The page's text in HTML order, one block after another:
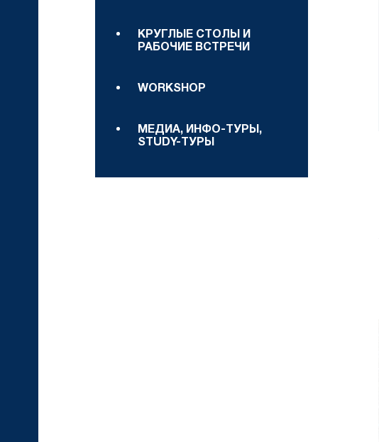
КРУГЛЫЕ СТОЛЫ И
РАБОЧИЕ ВСТРЕЧИ
WORKSHOP
МЕДИА, ИНФО-ТУРЫ,
STUDY-ТУРЫ